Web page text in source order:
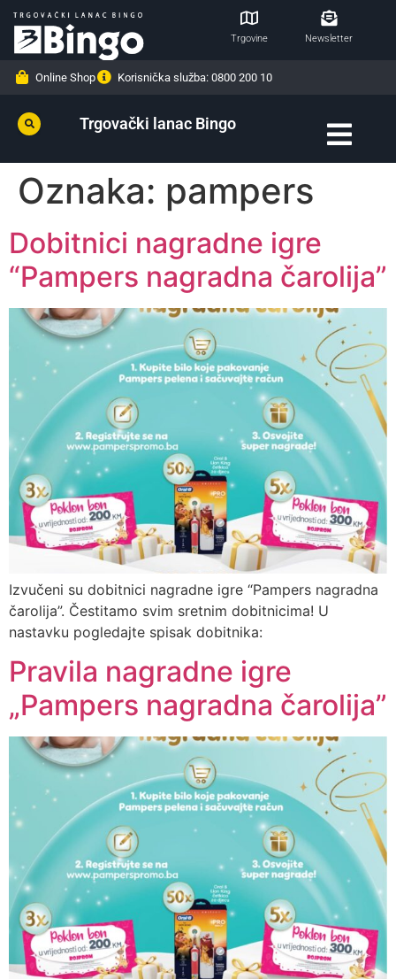
Trgovine Newsletter
Online Shop Korisnička služba: 0800 200 10
Trgovački lanac Bingo
Oznaka: pampers
Dobitnici nagradne igre
“Pampers nagradna čarolija”
Izvučeni su dobitnici nagradne igre “Pampers nagradna
čarolija”. Čestitamo svim sretnim dobitnicima! U
nastavku pogledajte spisak dobitnika:
Pravila nagradne igre
„Pampers nagradna čarolija”